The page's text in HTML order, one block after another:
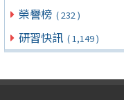
榮譽榜 ( 232 )
研習快訊 ( 1,149 )